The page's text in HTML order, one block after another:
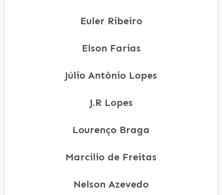
Euler Ribeiro
Elson Farias
Júlio Antônio Lopes
J.R Lopes
Lourenço Braga
Marcilio de Freitas
Nelson Azevedo